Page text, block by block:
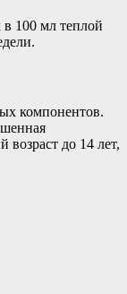
в 100 мл теплой
компонентов.
возраст до 14 лет,